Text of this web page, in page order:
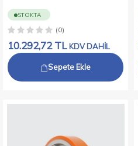
STOKTA
(0)
10.292,72TL KDV DAHİL
Sepete Ekle